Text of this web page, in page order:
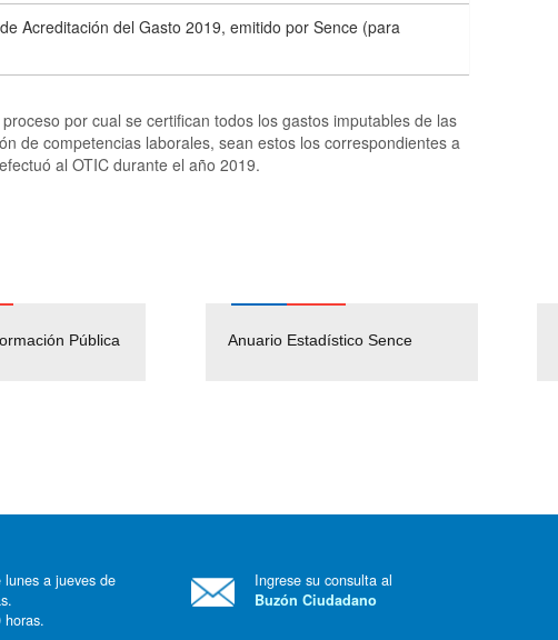
Acreditación del Gasto 2019, emitido por Sence (para
por cual se certifican todos los gastos imputables de las
de competencias laborales, sean estos los correspondientes a
al OTIC durante el año 2019.
Pública Anuario Estadístico Sence
Empleos Públicos
Solicitud Audiencias y
a jueves de
Ingrese su consulta al
Buzón Ciudadano